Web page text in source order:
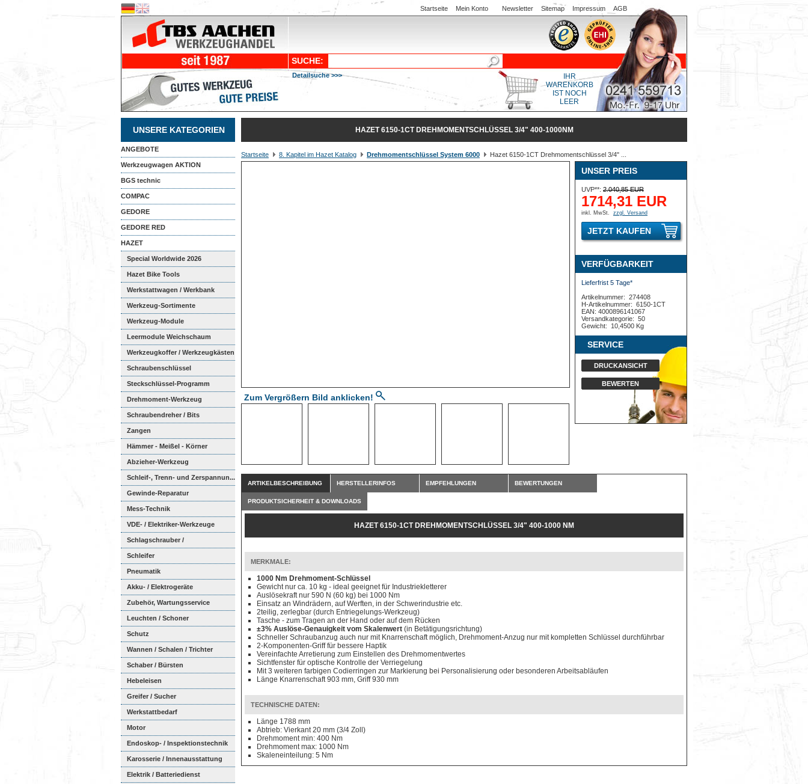
Startseite Mein Konto Newsletter Sitemap Impressum AGB
SUCHE:
Detailsuche >>>
IHR
WARENKORB
IST NOCH
LEER
UNSERE KATEGORIEN
ANGEBOTE
Werkzeugwagen AKTION
BGS technic
COMPAC
GEDORE
GEDORE RED
HAZET
Special Worldwide 2026
Hazet Bike Tools
Werkstattwagen / Werkbank
Werkzeug-Sortimente
Werkzeug-Module
Weichschaumeinl...
Leermodule Weichschaum
Werkzeugkoffer / Werkzeugkästen
Schraubenschlüssel
Steckschlüssel-Programm
Drehmoment-Werkzeug
Schraubendreher / Bits
Zangen
Hämmer - Meißel - Körner
Abzieher-Werkzeug
Schleif-, Trenn- und Zerspannun...
Gewinde-Reparatur
Mess-Technik
VDE- / Elektriker-Werkzeuge
Schlagschrauber /
Ratschenschra...
Schleifer
Pneumatik
Akku- / Elektrogeräte
Zubehör, Wartungsservice
Leuchten / Schoner
Schutz
Wannen / Schalen / Trichter
Schaber / Bürsten
Hebeleisen
Greifer / Sucher
Werkstattbedarf
Motor
Endoskop- / Inspektionstechnik
Karosserie / Innenausstattung
Elektrik / Batteriedienst
HAZET 6150-1CT DREHMOMENTSCHLÜSSEL 3/4" 400-1000NM
Startseite 8. Kapitel im Hazet Katalog Drehmomentschlüssel System 6000 Hazet 6150-1CT Drehmomentschlüssel 3/4" ...
Zum Vergrößern Bild anklicken!
UNSER PREIS
UVP**: 2.040,85 EUR
1714,31 EUR
inkl. MwSt. zzgl. Versand
JETZT KAUFEN
VERFÜGBARKEIT
Lieferfrist 5 Tage*
Artikelnummer: 274408
H-Artikelnummer: 6150-1CT
EAN: 4000896141067
Versandkategorie: 50
Gewicht:
10,4500 Kg
SERVICE
DRUCKANSICHT
BEWERTEN
ARTIKELBESCHREIBUNG HERSTELLERINFOS EMPFEHLUNGEN BEWERTUNGEN
PRODUKTSICHERHEIT & DOWNLOADS
HAZET 6150-1CT DREHMOMENTSCHLÜSSEL 3/4" 400-1000 NM
MERKMALE:
1000 Nm Drehmoment-Schlüssel
Gewicht nur ca. 10 kg - ideal geeignet für Industriekletterer
Auslösekraft nur 590 N (60 kg) bei 1000 Nm
Einsatz an Windrädern, auf Werften, in der Schwerindustrie etc.
2teilig, zerlegbar (durch Entriegelungs-Werkzeug)
Tasche - zum Tragen an der Hand oder auf dem Rücken
±3% Auslöse-Genauigkeit vom Skalenwert (in Betätigungsrichtung)
Schneller Schraubanzug auch nur mit Knarrenschaft möglich, Drehmoment-Anzug nur mit kompletten Schlüssel durchführbar
2-Komponenten-Griff für bessere Haptik
Vereinfachte Arretierung zum Einstellen des Drehmomentwertes
Sichtfenster für optische Kontrolle der Verriegelung
Mit 3 weiteren farbigen Codierringen zur Markierung bei Personalisierung oder besonderen Arbeitsabläufen
Länge Knarrenschaft 903 mm, Griff 930 mm
TECHNISCHE DATEN:
Länge 1788 mm
Abtrieb: Vierkant 20 mm (3/4 Zoll)
Drehmoment min: 400 Nm
Drehmoment max: 1000 Nm
Skaleneinteilung: 5 Nm